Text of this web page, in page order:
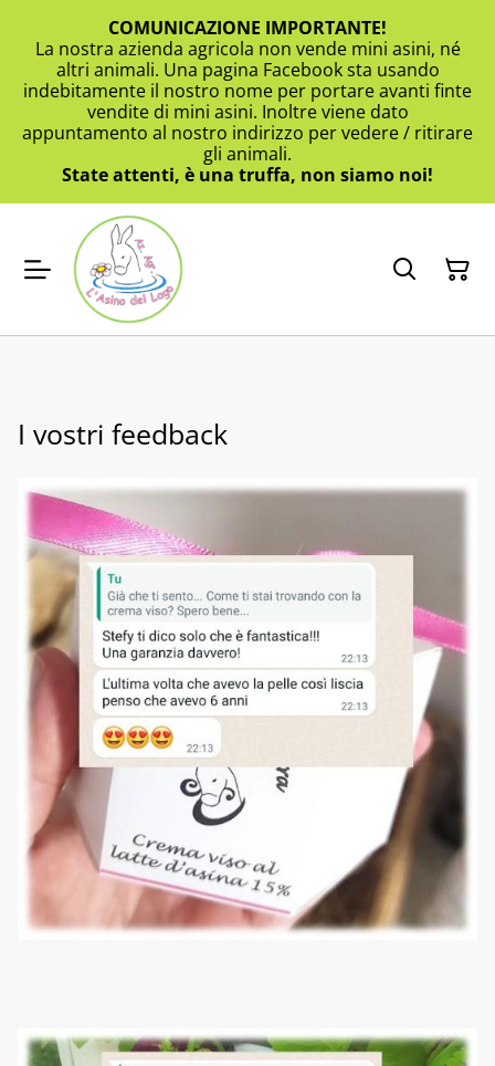
COMUNICAZIONE IMPORTANTE!
La nostra azienda agricola non vende mini asini, né
altri animali. Una pagina Facebook sta usando
indebitamente il nostro nome per portare avanti finte
vendite di mini asini. Inoltre viene dato
appuntamento al nostro indirizzo per vedere / ritirare
gli animali.
State attenti, è una truffa, non siamo noi!
I vostri feedback